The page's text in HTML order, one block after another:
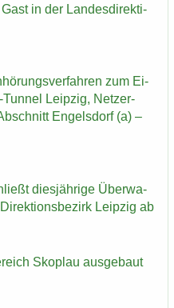
in der Lan­des­di­rek­ti­
zum Ei­
​Tunnel Leip­zig, Netz­er­
En­gels­dorf (a) –
dies­jäh­ri­ge Über­wa­
Leip­zig ab
Sko­plau aus­ge­baut